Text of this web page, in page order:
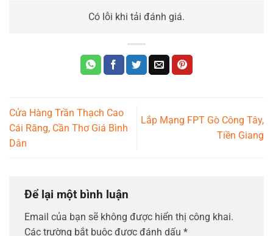
Có lỗi khi tải đánh giá.
Cửa Hàng Trần Thạch Cao
Cái Răng, Cần Thơ Giá Bình
Dân
Lắp Mạng FPT Gò Công Tây,
Tiền Giang
Để lại một bình luận
Email của bạn sẽ không được hiển thị công khai.
Các trường bắt buộc được đánh dấu *